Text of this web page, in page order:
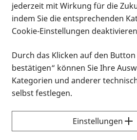
Infomaterial
Infomaterial
Vorlesen
Alle Infomaterialien in
Formaten an einem Ort
Sie möchten wissen, wie Sie
suchen und dieses bestellen
können? Schauen Sie sich die
jederzeit mit Wirkung für die
indem Sie die entsprechenden
Cookie-Einstellungen
Durch das Klicken auf den Button
bestätigen“ können Sie Ihre
Kategorien und anderer
selbst festlegen.
Einstellungen